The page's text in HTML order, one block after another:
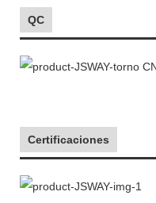
QC
Certificaciones